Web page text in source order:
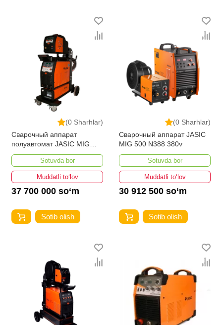
(0 Sharhlar)
Сварочный аппарат
полуавтомат JASIC MIG
400P (N317) 380v
Sotuvda bor
Muddatli to‘lov
37 700 000 so‘m
Sotib olish
(0 Sharhlar)
Сварочный аппарат JASIC
MIG 500 N388 380v
Sotuvda bor
Muddatli to‘lov
30 912 500 so‘m
Sotib olish